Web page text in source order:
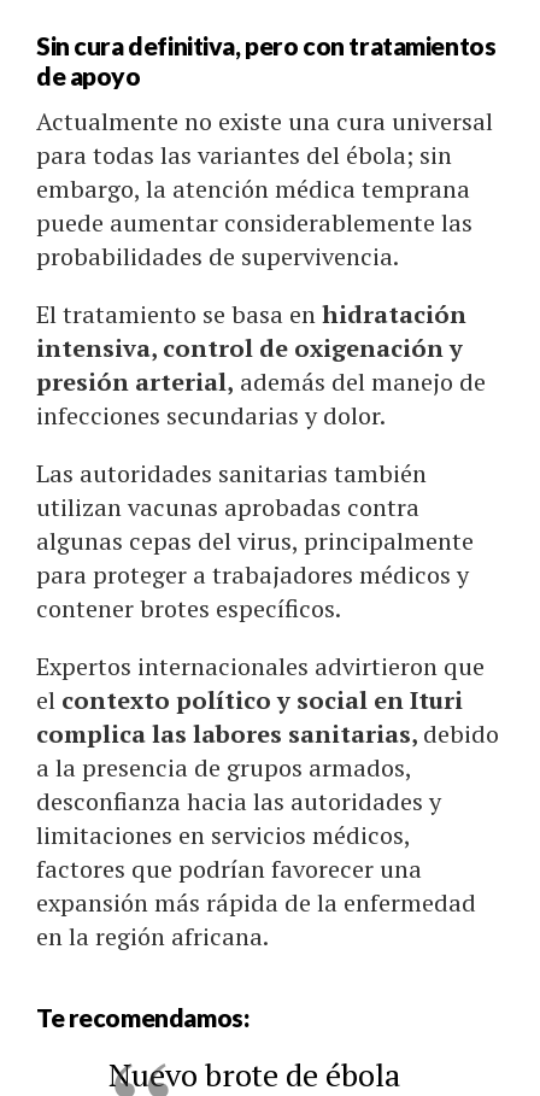
Sin cura definitiva, pero con tratamientos
de apoyo
Actualmente no existe una cura universal
para todas las variantes del ébola; sin
embargo, la atención médica temprana
puede aumentar considerablemente las
probabilidades de supervivencia.
El tratamiento se basa enhidratación
intensiva, control de oxigenación y
presión arterial, además del manejo de
infecciones secundarias y dolor.
Las autoridades sanitarias también
utilizan vacunas aprobadas contra
algunas cepas del virus, principalmente
para proteger a trabajadores médicos y
contener brotes específicos.
Expertos internacionales advirtieron que
el contexto político y social en Ituri
complica las labores sanitarias, debido
a la presencia de grupos armados,
desconfianza hacia las autoridades y
limitaciones en servicios médicos,
factores que podrían favorecer una
expansión más rápida de la enfermedad
en la región africana.
Te recomendamos:
Nuevo brote de ébola